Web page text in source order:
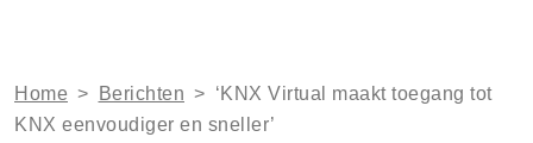
Home > Berichten > ‘KNX Virtual maakt toegang tot
KNX eenvoudiger en sneller’